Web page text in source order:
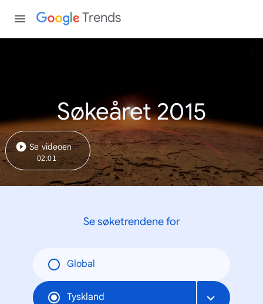
Trends
Søkeåret 2015
Se videoen
02:01
Se søketrendene for
Global
Tyskland